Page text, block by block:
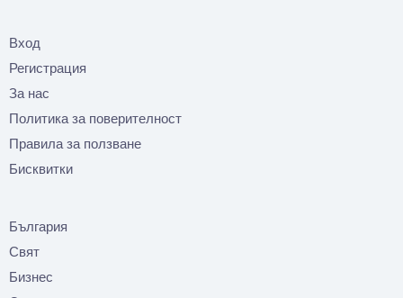
Вход
Регистрация
За нас
Политика за поверителност
Правила за ползване
Бисквитки
България
Свят
Бизнес